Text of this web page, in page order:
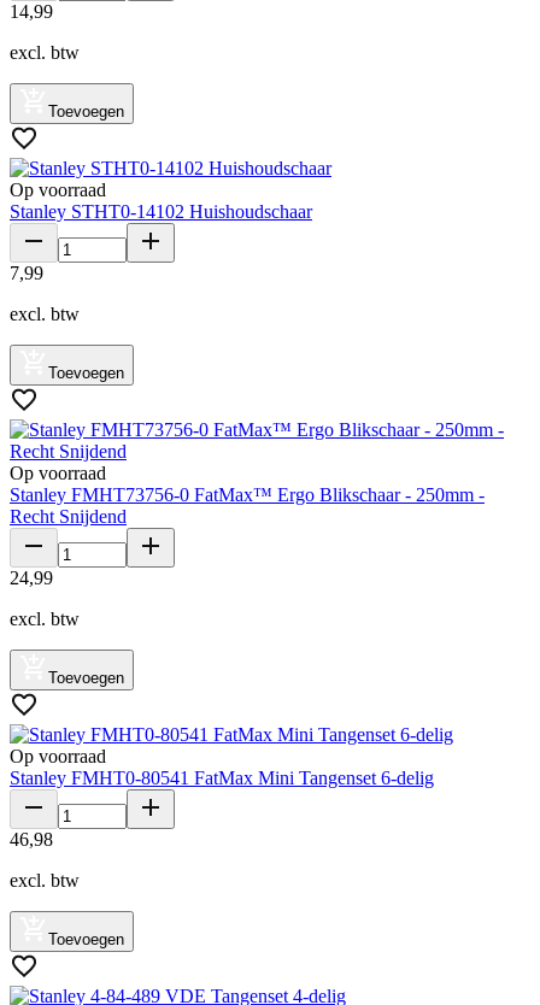
14,99
excl. btw
Toevoegen
Op voorraad
Stanley STHT0-14102 Huishoudschaar
7,99
excl. btw
Toevoegen
Op voorraad
Stanley FMHT73756-0 FatMax™ Ergo Blikschaar - 250mm -
Recht Snijdend
24,99
excl. btw
Toevoegen
Op voorraad
Stanley FMHT0-80541 FatMax Mini Tangenset 6-delig
46,98
excl. btw
Toevoegen